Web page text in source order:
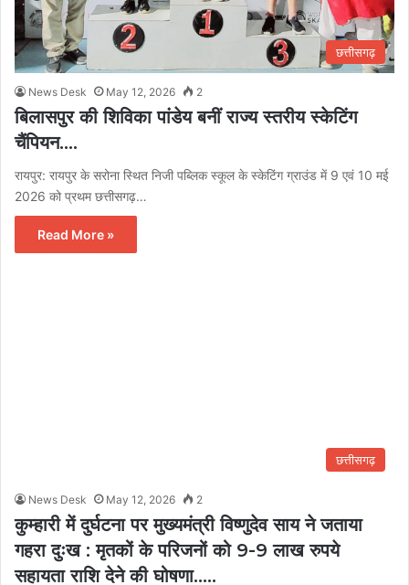
छत्तीसगढ़
News Desk May 12, 2026 2
बिलासपुर की शिविका पांडेय बनीं राज्य स्तरीय स्केटिंग
चैंपियन….
रायपुर: रायपुर के सरोना स्थित निजी पब्लिक स्कूल के स्केटिंग ग्राउंड में 9 एवं 10 मई
2026 को प्रथम छत्तीसगढ़…
Read More »
छत्तीसगढ़
News Desk May 12, 2026 2
कुम्हारी में दुर्घटना पर मुख्यमंत्री विष्णुदेव साय ने जताया
गहरा दुःख : मृतकों के परिजनों को 9-9 लाख रुपये
सहायता राशि देने की घोषणा…..